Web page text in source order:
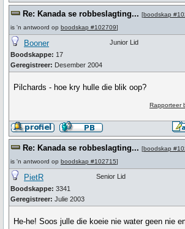
Re: Kanada se robbeslagting... [boodskap
is 'n antwoord op boodskap #102709]
Booner
Boodskappe: 17
Geregistreer: Desember 2004
Junior Lid
Pilchards - hoe kry hulle die blik oop?
Rapporteer
Re: Kanada se robbeslagting... [boodskap
is 'n antwoord op boodskap #102715]
PietR
Boodskappe: 3341
Geregistreer: Julie 2003
Senior Lid
He-he! Soos julle die koeie nie water geen nie